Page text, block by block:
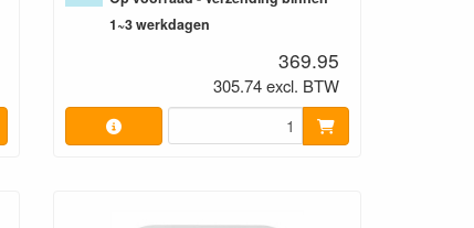
1~3 werkdagen
369.95
305.74 excl. BTW